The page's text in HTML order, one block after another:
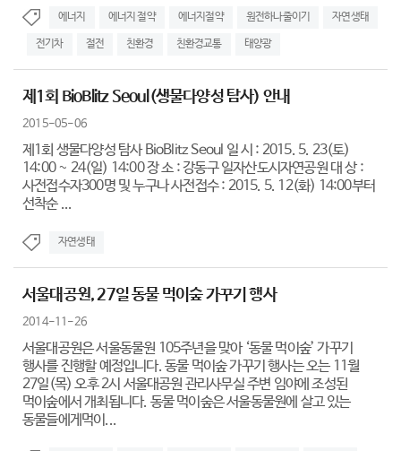
에너지 에너지 절약 에너지절약 원전하나줄이기 자연생태
전기차 절전 친환경 친환경교통 태양광
제1회 BioBlitz Seoul(생물다양성 탐사) 안내
2015-05-06
제1회 생물다양성 탐사 BioBlitz Seoul 일 시 : 2015. 5. 23(토)
14:00 ~ 24(일) 14:00 장 소 : 강동구 일자산도시자연공원 대 상 :
사전접수자300명 및 누구나 사전접수 : 2015. 5. 12(화) 14:00부터
선착순 ...
자연생태
서울대공원, 27일 동물 먹이숲 가꾸기 행사
2014-11-26
서울대공원은 서울동물원 105주년을 맞아 ‘동물 먹이숲’ 가꾸기
행사를 진행할 예정입니다. 동물 먹이숲 가꾸기 행사는 오는 11월
27일(목) 오후 2시 서울대공원 관리사무실 주변 임야에 조성된
먹이숲에서 개최됩니다. 동물 먹이숲은 서울동물원에 살고 있는
동물들에게먹이...